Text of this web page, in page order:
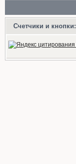
Счетчики и кнопки: